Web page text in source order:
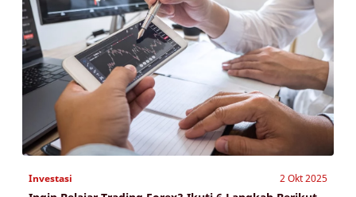
Investasi 2 Okt 2025